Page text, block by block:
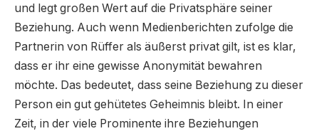
und legt großen Wert auf die Privatsphäre seiner
Beziehung. Auch wenn Medienberichten zufolge die
Partnerin von Rüffer als äußerst privat gilt, ist es klar,
dass er ihr eine gewisse Anonymität bewahren
möchte. Das bedeutet, dass seine Beziehung zu dieser
Person ein gut gehütetes Geheimnis bleibt. In einer
Zeit, in der viele Prominente ihre Beziehungen